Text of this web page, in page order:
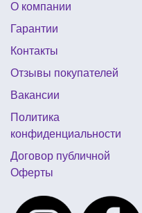
шары надувные
маленькие воздушные
хэллоуин баннер
букет из
купить шарики на
день рождения в стиле
день рождения в
карнавальный костюм
новогодние
О компании
Гарантии
Контакты
Отзывы покупателей
Вакансии
Политика
конфиденциальности
Договор публичной
Оферты